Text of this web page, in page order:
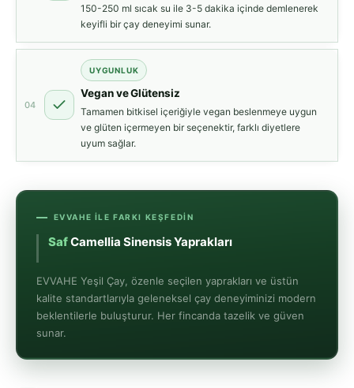
150-250 ml sıcak su ile 3-5 dakika içinde demlenerek
keyifli bir çay deneyimi sunar.
04
UYGUNLUK
Vegan ve Glütensiz
Tamamen bitkisel içeriğiyle vegan beslenmeye uygun
ve glüten içermeyen bir seçenektir, farklı diyetlere
uyum sağlar.
EVVAHE ILE FARKI KEŞFEDIN
SafCamellia Sinensis Yaprakları
EVVAHE Yeşil Çay, özenle seçilen yaprakları ve üstün
kalite standartlarıyla geleneksel çay deneyiminizi modern
beklentilerle buluşturur. Her fincanda tazelik ve güven
sunar.